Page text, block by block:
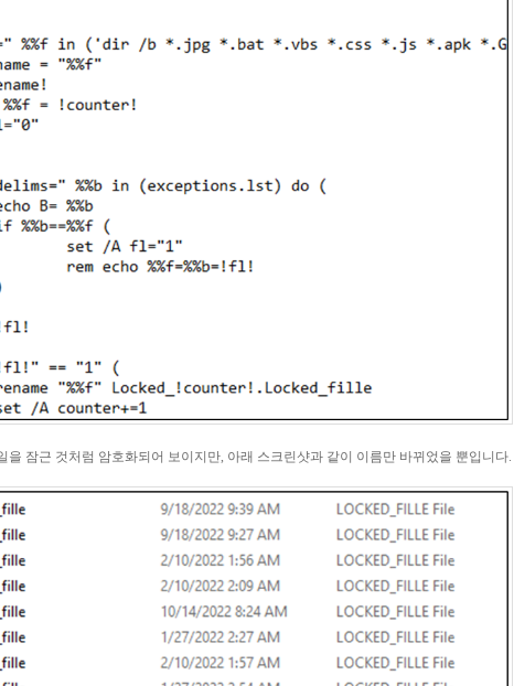
을 잠근 것처럼 암호화되어 보이지만, 아래 스크린샷과 같이 이름만 바뀌었을 뿐입니다.